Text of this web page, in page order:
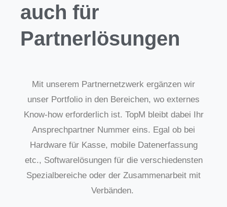
auch für
Partnerlösungen
Mit unserem Partnernetzwerk ergänzen wir
unser Portfolio in den Bereichen, wo externes
Know-how erforderlich ist. TopM bleibt dabei Ihr
Ansprechpartner Nummer eins. Egal ob bei
Hardware für Kasse, mobile Datenerfassung
etc., Softwarelösungen für die verschiedensten
Spezialbereiche oder der Zusammenarbeit mit
Verbänden.